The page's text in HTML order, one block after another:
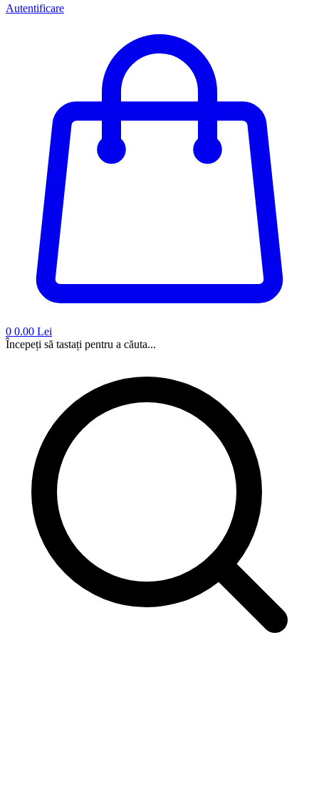
Autentificare
0 0.00 Lei
Începeți să tastați pentru a căuta...